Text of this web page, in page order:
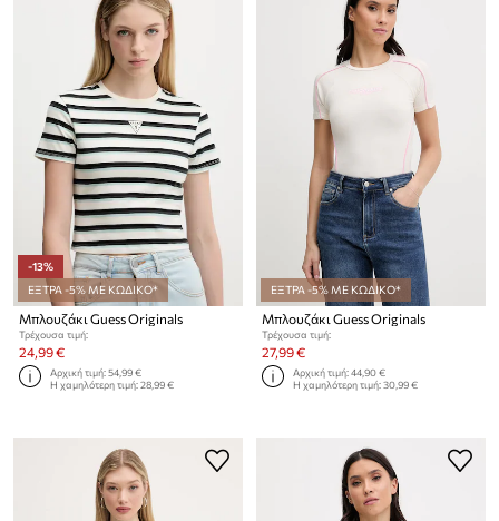
-13%
ΕΞΤΡΑ -5% ΜΕ ΚΩΔΙΚΟ*
Μπλουζάκι Guess Originals
Τρέχουσα τιμή:
24,99 €
Αρχική τιμή:54,99 €
Η χαμηλότερη τιμή:28,99 €
ΕΞΤΡΑ -5% ΜΕ ΚΩΔΙΚΟ*
Μπλουζάκι Guess Originals
Τρέχουσα τιμή:
27,99 €
Αρχική τιμή:44,90 €
Η χαμηλότερη τιμή:30,99 €